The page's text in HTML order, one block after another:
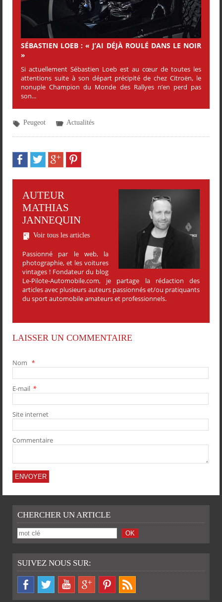
SÉBASTIEN LOEB : « J’AI DÉJÀ ROULÉ DANS LE NOIR
»
Si actuellement Sébastien Loeb est au cœur de toutes les
attentions suite à son départ précipité de chez Citroën, le
nonuple Champion du Monde des Rallyes n’en perd pas
son...
Peugeot Actualités
AUTEUR
MATHIAS
JANNEQUIN
Voir tous les articles
Passionné par le web, la
photographie, et les voitures
vintages ! Fondateur du blog
Le-Pilote-Automobile.com, je partage la rédaction des
articles avec plusieurs auteurs passionnés et/ou pratiquants
du sport automobile amateurs et professionnels.
LAISSER UN COMMENTAIRE
Nom *
E-mail *
Site internet
Commentaire
CHERCHER UN ARTICLE
SUIVEZ NOUS SUR: